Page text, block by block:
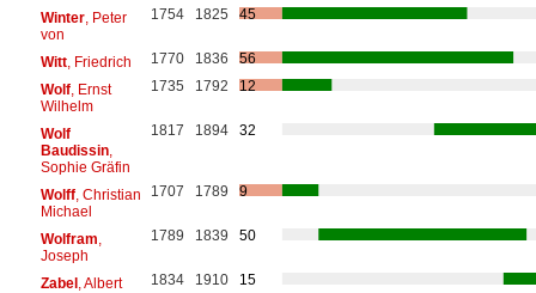
Winter, Peter
von
1754 1825 45
Witt, Friedrich 1770 1836
56
Wolf, Ernst
Wilhelm
1735 1792 12
Wolf
Baudissin,
Sophie Gräfin
1817 1894 32
Wolff, Christian
Michael
1707 1789 9
Wolfram
Joseph
1789 1839 50
Zabel, Albert 1834 1910
15